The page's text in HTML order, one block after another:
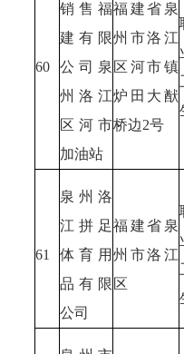
60
销售福
建有限
公司泉
州洛江
区河市
加油站
福建省泉
州市洛江
区河市镇
炉田大猷
桥边2号
61
泉州洛
江拼足
体育用
品有限
公司
福建省泉
州市洛江
区